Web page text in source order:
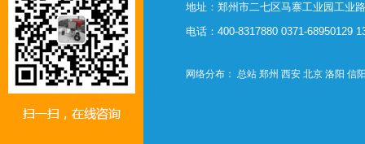
地址：郑州市二七区马寨工业园工业
电话：400-8317880 0371-68950129
网络分布： 总站 郑州 西安 北京 洛阳 信